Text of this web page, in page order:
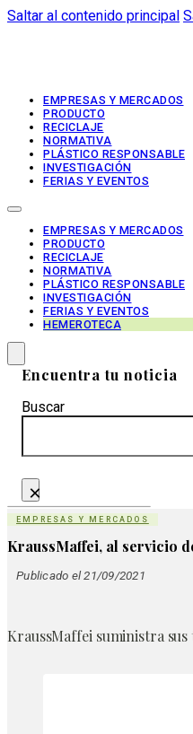
Saltar al contenido principal
EMPRESAS Y MERCADOS
PRODUCTO
RECICLAJE
NORMATIVA
PLÁSTICO RESPONSABLE
INVESTIGACIÓN
FERIAS Y EVENTOS
EMPRESAS Y MERCADOS
PRODUCTO
RECICLAJE
NORMATIVA
PLÁSTICO RESPONSABLE
INVESTIGACIÓN
FERIAS Y EVENTOS
HEMEROTECA
Encuentra tu noticia
Buscar
×
EMPRESAS Y MERCADOS
KraussMaffei, al servicio
Publicado el 21/09/2021
KraussMaffei suministra